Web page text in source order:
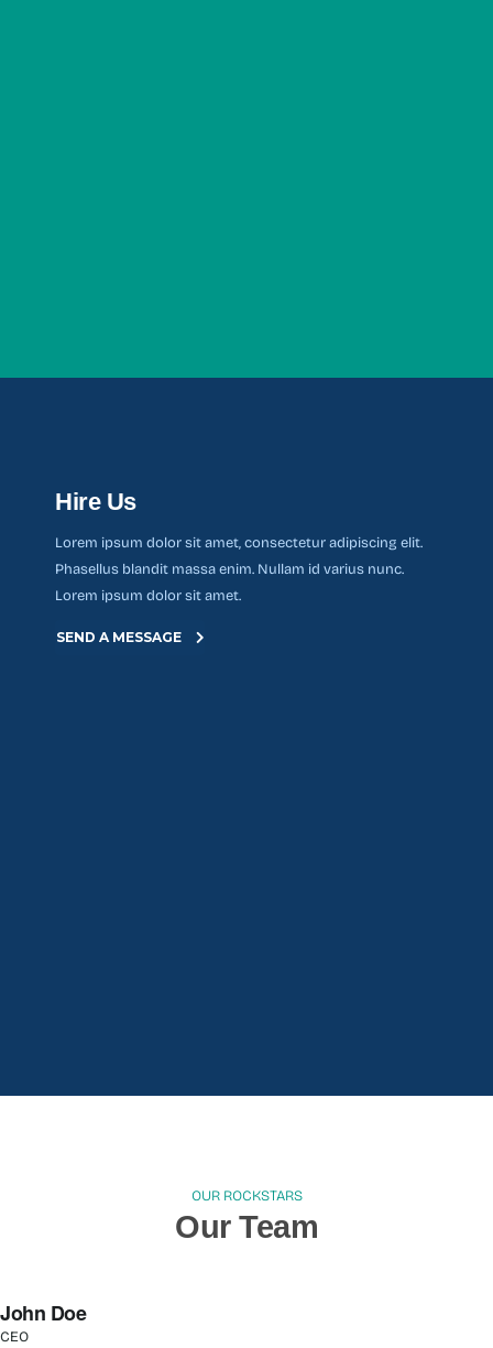
Hire Us
Lorem ipsum dolor sit amet, consectetur adipiscing elit.
Phasellus blandit massa enim. Nullam id varius nunc.
Lorem ipsum dolor sit amet.
SEND A MESSAGE
OUR ROCKSTARS
Our Team
John Doe
CEO